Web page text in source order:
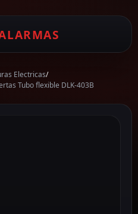
Electricas/
Tubo flexible DLK-403B